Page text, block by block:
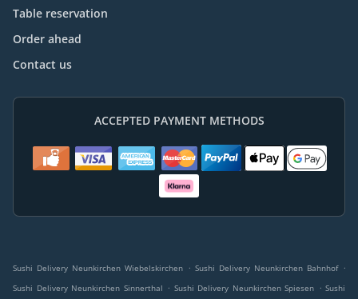
Table reservation
Order ahead
Contact us
ACCEPTED PAYMENT METHODS
Sushi Delivery Neunkirchen Wiebelskirchen . Sushi Delivery Neunkirchen Bahnhof .
Sushi Delivery Neunkirchen Sinnerthal . Sushi Delivery Neunkirchen Spiesen . Sushi